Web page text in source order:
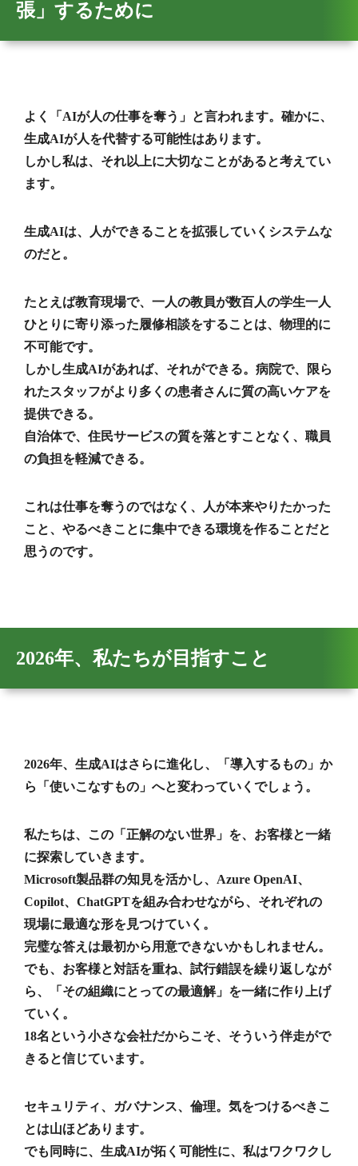
張」するために
よく「AIが人の仕事を奪う」と言われます。確かに、
生成AIが人を代替する可能性はあります。
しかし私は、それ以上に大切なことがあると考えてい
ます。
生成AIは、人ができることを拡張していくシステムな
のだと。
たとえば教育現場で、一人の教員が数百人の学生一人
ひとりに寄り添った履修相談をすることは、物理的に
不可能です。
しかし生成AIがあれば、それができる。病院で、限ら
れたスタッフがより多くの患者さんに質の高いケアを
提供できる。
自治体で、住民サービスの質を落とすことなく、職員
の負担を軽減できる。
これは仕事を奪うのではなく、人が本来やりたかった
こと、やるべきことに集中できる環境を作ることだと
思うのです。
2026年、私たちが目指すこと
2026年、生成AIはさらに進化し、「導入するもの」か
ら「使いこなすもの」へと変わっていくでしょう。
私たちは、この「正解のない世界」を、お客様と一緒
に探索していきます。
Microsoft製品群の知見を活かし、Azure OpenAI、
Copilot、ChatGPTを組み合わせながら、それぞれの
現場に最適な形を見つけていく。
完璧な答えは最初から用意できないかもしれません。
でも、お客様と対話を重ね、試行錯誤を繰り返しなが
ら、「その組織にとっての最適解」を一緒に作り上げ
ていく。
18名という小さな会社だからこそ、そういう伴走がで
きると信じています。
セキュリティ、ガバナンス、倫理。気をつけるべきこ
とは山ほどあります。
でも同時に、生成AIが拓く可能性に、私はワクワクし